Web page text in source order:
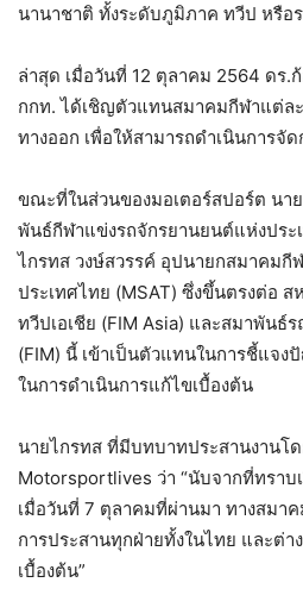
นานาชาติ ทั้งระดับภูมิภาค ทวีป หรือ
ล่าสุด เมื่อวันที่ 12 ตุลาคม 2564 ดร
กกท. ได้เชิญตัวแทนสมาคมกีฬาแต่ละ
ทางออก เพื่อให้สามารถดำเนินการจั
ขณะที่ในส่วนของมอเตอร์สปอร์ต นา
พันธ์กีฬาแข่งรถจักรยานยนต์แห่งประ
ไกรทส วงษ์สวรรค์ อุปนายกสมาคมกี
ประเทศไทย (MSAT) ซึ่งขึ้นตรงต่อ
ทวีปเอเชีย (FIM Asia) และสมาพันธ์
(FIM) นี้ เข้าเป็นตัวแทนในการชี้แจ
ในการดำเนินการแก้ไขเบื้องต้น
นายไกรทส ที่มีบทบาทประสานงานโ
Motorsportlives ว่า “นับจากที่ทราบ
เมื่อวันที่ 7 ตุลาคมที่ผ่านมา ทางสมา
การประสานทุกฝ่ายทั้งในไทย และต่า
เบื้องต้น”